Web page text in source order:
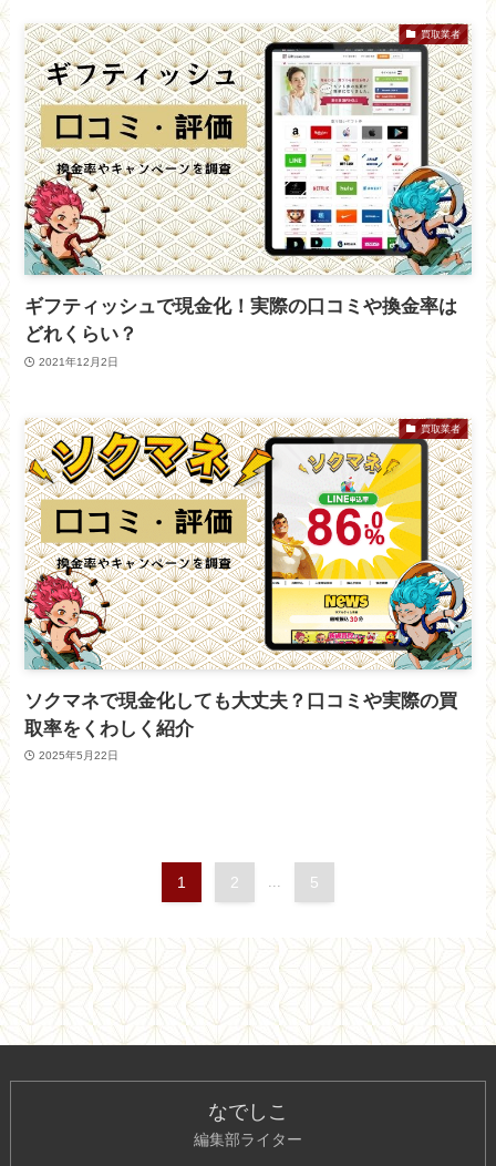
買取業者
ギフティッシュで現金化！実際の口コミや換金率は
どれくらい？
2021年12月2日
買取業者
ソクマネで現金化しても大丈夫？口コミや実際の買
取率をくわしく紹介
2025年5月22日
1 2 5
なでしこ
編集部ライター